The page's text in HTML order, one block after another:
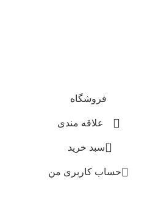
فروشگاه
علاقه مندی
0 سبد خرید
حساب کاربری من